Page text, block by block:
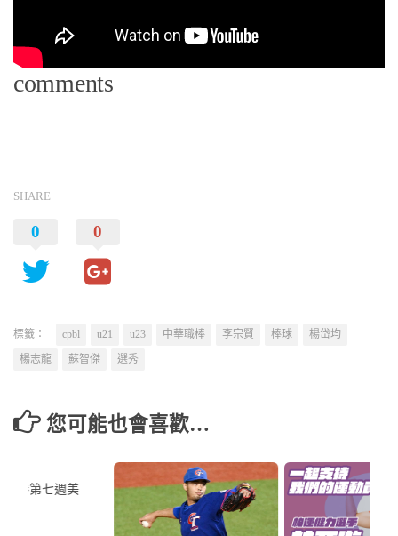
comments
SHARE
0 0
標籤： cpbl u21 u23 中華職棒 李宗賢 棒球
楊岱均
楊志龍
蘇智傑 選秀
您可能也會喜歡…
職棒第七週美